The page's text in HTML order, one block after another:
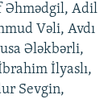
Əhmədgil, Adil
Vəli, Avdı
Ələkbərli,
İlyaslı,
Sevgin,